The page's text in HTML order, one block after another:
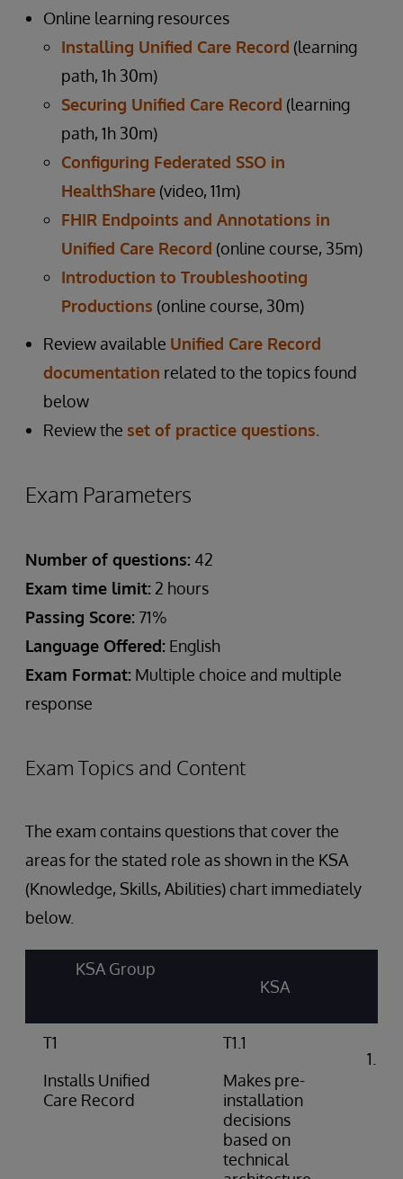
Online learning resources
Installing Unified Care Record (learning
path, 1h 30m)
Securing Unified Care Record (learning
path, 1h 30m)
Configuring Federated SSO in
HealthShare (video, 11m)
FHIR Endpoints and Annotations in
Unified Care Record (online course, 35m)
Introduction to Troubleshooting
Productions (online course, 30m)
Review available Unified Care Record
documentation related to the topics found
below
Review the set of practice questions.
Exam Parameters
Number of questions: 42
Exam time limit: 2 hours
Passing Score: 71%
Language Offered: English
Exam Format: Multiple choice and multiple
response
Exam Topics and Content
The exam contains questions that cover the
areas for the stated role as shown in the KSA
(Knowledge, Skills, Abilities) chart immediately
below.
KSA Group
KSA
T1
Installs Unified
Care Record
T1.1
Makes pre-
installation
decisions
based on
technical